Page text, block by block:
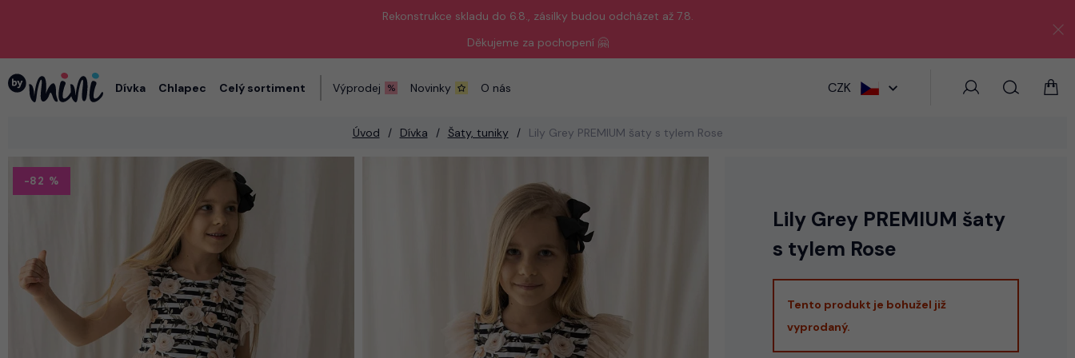
Rekonstrukce skladu do 6.8., zásilky budou odcházet až 7.8.
Děkujeme za pochopení 🤗
Dívka Chlapec Celý sortiment Výprodej Novinky O nás CZK
Úvod Dívka Šaty, tuniky Lily Grey PREMIUM šaty s tylem Rose
-82
Lily Grey PREMIUM šaty
s tylem Rose
Tento produkt je bohužel již
vyprodaný.